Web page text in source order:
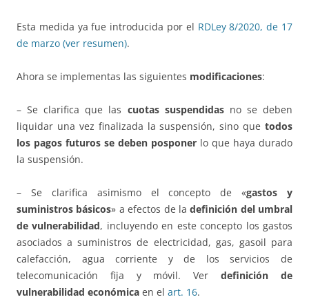
Esta medida ya fue introducida por el RDLey 8/2020, de 17
de marzo (ver resumen).
Ahora se implementas las siguientes modificaciones:
– Se clarifica que las cuotas suspendidasno se deben
liquidar una vez finalizada la suspensión, sino que todos
los pagos futuros se deben posponer lo que haya durado
la suspensión.
– Se clarifica asimismo el concepto de «gastos y
suministros básicos» a efectos de ladefinición del umbral
de vulnerabilidad, incluyendo en este concepto los gastos
asociados a suministros de electricidad, gas, gasoil para
calefacción, agua corriente y de los servicios de
telecomunicación fija y móvil. Verdefinición de
vulnerabilidad económica en el art. 16.